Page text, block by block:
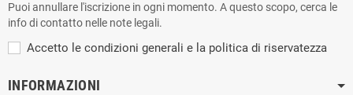
Puoi annullare l'iscrizione in ogni momento. A questo scopo, cerca le
info di contatto nelle note legali.
Accetto le condizioni generali e la politica di riservatezza
INFORMAZIONI